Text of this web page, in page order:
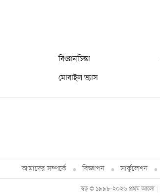
বিজ্ঞানচিন্তা
মোবাইল ভ্যাস
আমাদের সম্পর্কে বিজ্ঞাপন সার্কুলেশন
স্বত্ব © ১৯৯৮-২০২৬ প্রথম আলো